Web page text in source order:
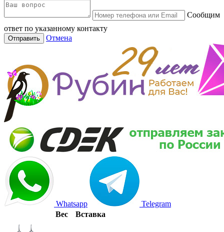
Сообщим
ответ по указанному контакту
Отправить Отмена
Whatsapp
Telegram
Вес
Вставка